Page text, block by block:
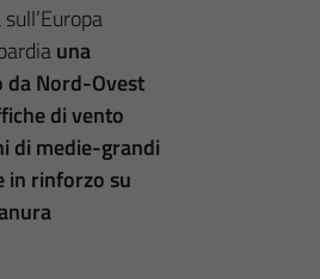
una
Nord-Ovest
di vento
di medie-grandi
in rinforzo su